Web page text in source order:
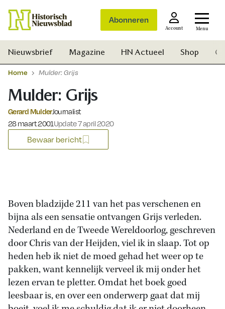
Abonneren
Account Menu
Zoek
Nieuwsbrief Magazine HN Actueel Shop
Home Mulder: Grijs
Mulder: Grijs
Gerard MulderJournalist
Gepubliceerd op:
28 maart 2001Update 7 april 2020
Bewaar bericht
Boven bladzijde 211 van het pas verschenen en
bijna als een sensatie ontvangen Grijs verleden.
Nederland en de Tweede Wereldoorlog, geschreven
door Chris van der Heijden, viel ik in slaap. Tot op
heden heb ik niet de moed gehad het weer op te
pakken, want kennelijk verveel ik mij onder het
lezen ervan te pletter. Omdat het boek goed
leesbaar is, en over een onderwerp gaat dat mij